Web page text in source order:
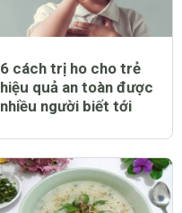
6 cách trị ho cho trẻ
hiệu quả an toàn được
nhiều người biết tới